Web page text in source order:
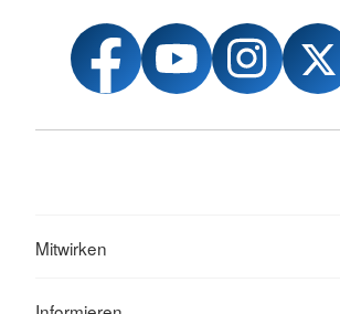
Mitwirken